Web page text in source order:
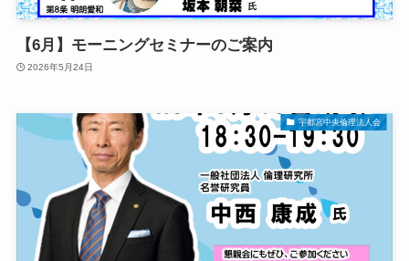
【6月】モーニングセミナーのご案内
2026年5月24日
宇都宮中央倫理法人会